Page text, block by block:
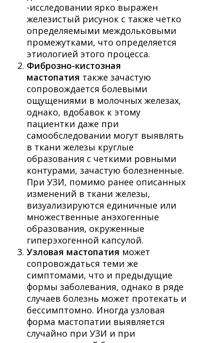
-исследовании ярко выражен
железистый рисунок с также четко
определяемыми междольковыми
промежутками, что определяется
этиологией этого процесса.
Фиброзно-кистозная
мастопатия также зачастую
сопровождается болевыми
ощущениями в молочных железах,
однако, вдобавок к этому
пациентки даже при
самообследовании могут выявлять
в ткани железы круглые
образования с четкими ровными
контурами, зачастую болезненные.
При УЗИ, помимо ранее описанных
изменений в ткани железы,
визуализируются единичные или
множественные анэхогенные
образования, окруженные
гиперэхогенной капсулой.
Узловая мастопатия может
сопровождаться теми же
симптомами, что и предыдущие
формы заболевания, однако в ряде
случаев болезнь может протекать и
бессимптомно. Иногда узловая
форма мастопатии выявляется
случайно при УЗИ и при